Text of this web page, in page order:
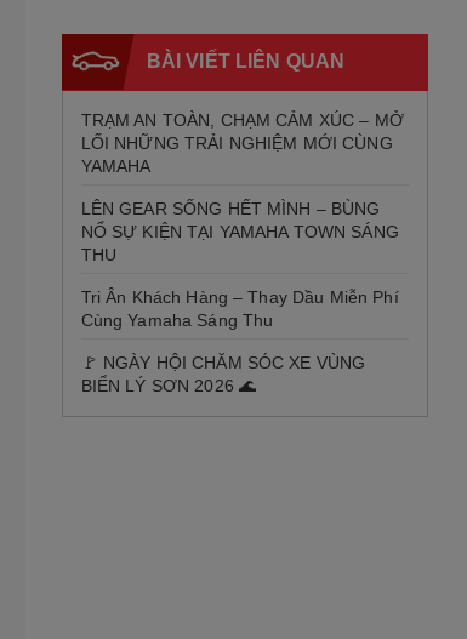
BÀI VIẾT LIÊN QUAN
TRẠM AN TOÀN, CHẠM CẢM XÚC – MỞ
LỐI NHỮNG TRẢI NGHIỆM MỚI CÙNG
YAMAHA
LÊN GEAR SỐNG HẾT MÌNH – BÙNG
NỔ SỰ KIỆN TẠI YAMAHA TOWN SÁNG
THU
Tri Ân Khách Hàng – Thay Dầu Miễn Phí
Cùng Yamaha Sáng Thu
🚩 NGÀY HỘI CHĂM SÓC XE VÙNG
BIỂN LÝ SƠN 2026 🌊